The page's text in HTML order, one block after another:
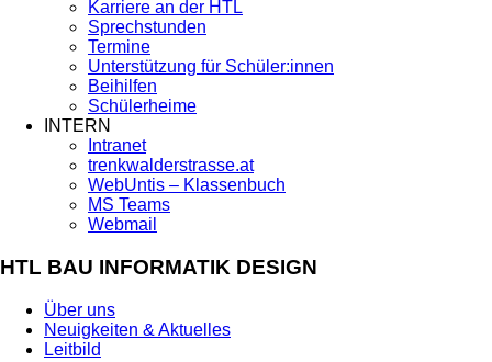
Karriere an der HTL
Sprechstunden
Termine
Unterstützung für Schüler:innen
Beihilfen
Schülerheime
INTERN
Intranet
trenkwalderstrasse.at
WebUntis – Klassenbuch
MS Teams
Webmail
HTL BAU INFORMATIK DESIGN
Über uns
Neuigkeiten & Aktuelles
Leitbild